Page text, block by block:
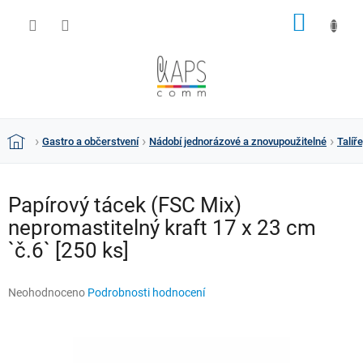
DomůGastro a občerstvení Nádobí jednorázové a znovupoužitelné
Papírový tácek (FSC Mix)
nepromastitelný kraft 17 x 23 cm
`č.6` [250 ks]
Průměrné
Neohodnoceno Podrobnosti hodnocení